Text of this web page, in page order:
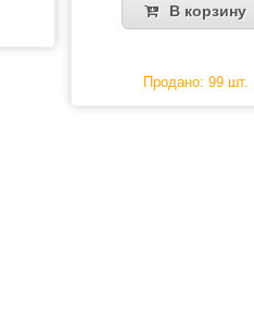
В корзину
Продано: 99 шт.